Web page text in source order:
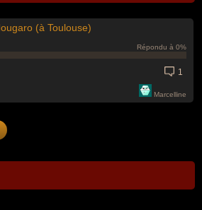
(à Toulouse)
Répondu à 0%
1
Marcelline